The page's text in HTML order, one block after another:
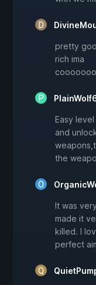
pretty
rich ima
Easy
and
the
It was
made it
killed. I
perfect